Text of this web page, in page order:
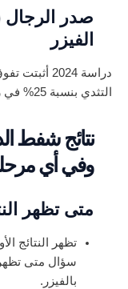
صدر الرجال
الفيزر
دراسة
التثدي بنسبة 25% في رضا المرضى.
نتائج شفط
وفي أي
متى تظهر
سؤال متى تظهر
بالفيزر.